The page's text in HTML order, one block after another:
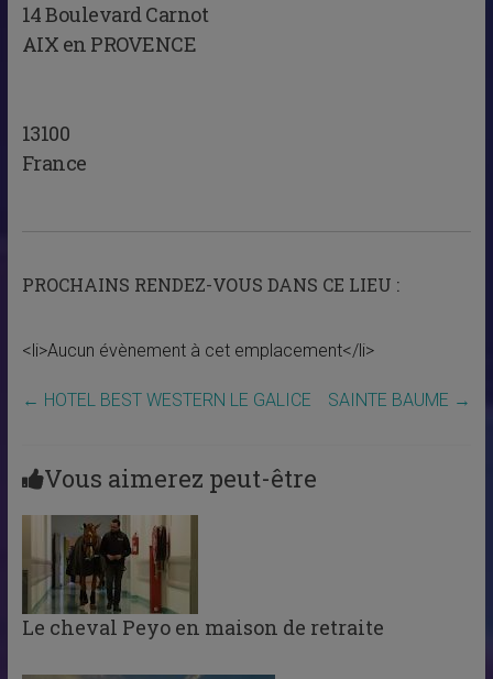
14 Boulevard Carnot
AIX en PROVENCE
13100
France
PROCHAINS RENDEZ-VOUS DANS CE LIEU :
<li>Aucun évènement à cet emplacement</li>
← HOTEL BEST WESTERN LE GALICE SAINTE BAUME →
Vous aimerez peut-être
Le cheval Peyo en maison de retraite